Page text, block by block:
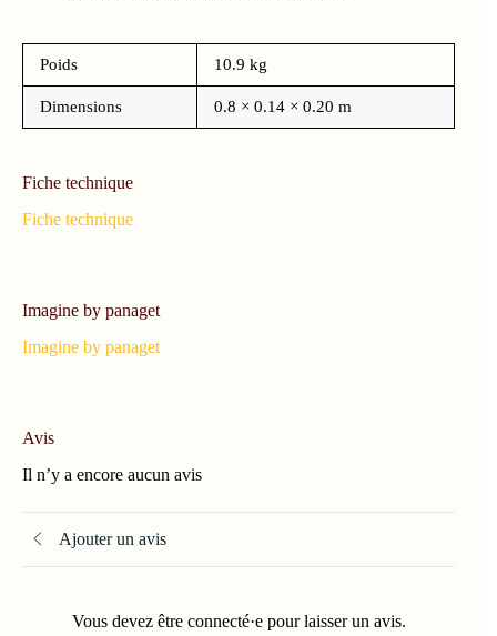
Poids 10.9 kg
Dimensions 0.8 × 0.14 × 0.20 m
Fiche technique
Fiche technique
Imagine by panaget
Imagine by panaget
Avis
Il n’y a encore aucun avis
Ajouter un avis
Vous devez être connecté·e pour laisser un avis.